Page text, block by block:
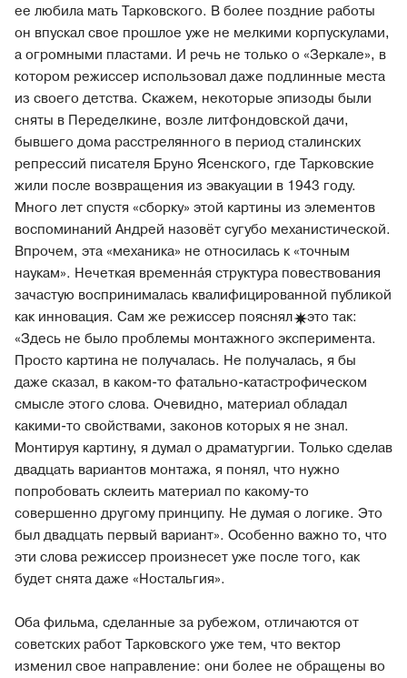
ее любила мать Тарковского. В более поздние работы
он впускал свое прошлое уже не мелкими корпускулами,
а огромными пластами. И речь не только о «Зеркале», в
котором режиссер использовал даже подлинные места
из своего детства. Скажем, некоторые эпизоды были
сняты в Переделкине, возле литфондовской дачи,
бывшего дома расстрелянного в период сталинских
репрессий писателя Бруно Ясенского, где Тарковские
жили после возвращения из эвакуации в 1943 году.
Много лет спустя «сборку» этой картины из элементов
воспоминаний Андрей назовёт сугубо механистической.
Впрочем, эта «механика» не относилась к «точным
наукам». Нечеткая временна́я структура повествования
зачастую воспринималась квалифицированной публикой
как инновация. Сам же режиссер пояснял
это так:
«Здесь не было проблемы монтажного эксперимента.
Просто картина не получалась. Не получалась, я бы
даже сказал, в каком-то фатально-катастрофическом
смысле этого слова. Очевидно, материал обладал
какими-то свойствами, законов которых я не знал.
Монтируя картину, я думал о драматургии. Только сделав
двадцать вариантов монтажа, я понял, что нужно
попробовать склеить материал по какому-то
совершенно другому принципу. Не думая о логике. Это
был двадцать первый вариант». Особенно важно то, что
эти слова режиссер произнесет уже после того, как
будет снята даже «Ностальгия».
Оба фильма, сделанные за рубежом, отличаются от
советских работ Тарковского уже тем, что вектор
изменил свое направление: они более не обращены во